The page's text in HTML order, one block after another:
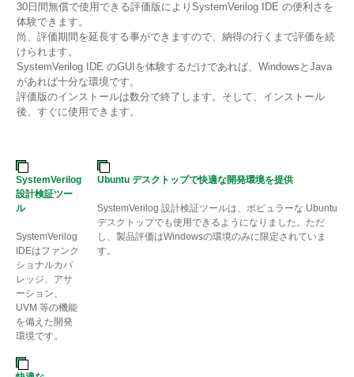
30日間無償で使用できる評価版によりSystemVerilog IDE の便利さを
体験できます。
尚、評価期間を延長する事ができますので、納得の行くまで評価を続
けられます。
SystemVerilog IDE のGUIを体験するだけであれば、WindowsとJava
があれば十分な環境です。
評価版のインストールは数分で終了します。そして、インストール
後、すぐに使用できます。
SystemVerilog
設計検証ツー
ル
SystemVerilog
IDEはファンク
ショナルカバ
レッジ、アサ
ーション、
UVM 等の機能
を備えた開発
環境です。
Ubuntu デスクトップで快適な開発環境を提供
SystemVerilog 設計検証ツールは、ポピュラーな Ubuntu
デスクトップでも使用できるようになりました。ただ
し、製品評価はWindowsの環境のみに限定されていま
す。